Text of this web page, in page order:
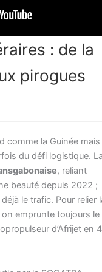
: de la
pirogues
comme la Guinée mais
du défi logistique.
, reliant
beauté depuis 2022 ;
le trafic. Pour relier
emprunte toujours le
d’Afrijet en